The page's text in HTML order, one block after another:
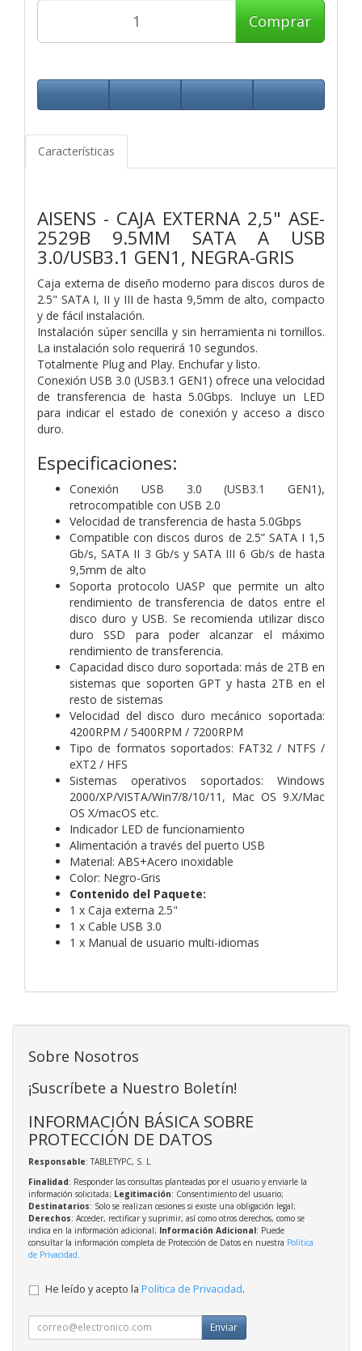
Comprar
Características
AISENS - CAJA EXTERNA 2,5" ASE-
2529B 9.5MM SATA A USB
3.0/USB3.1 GEN1, NEGRA-GRIS
Caja externa de diseño moderno para discos duros de
2.5" SATA I, II y III de hasta 9,5mm de alto, compacto
y de fácil instalación.
Instalación súper sencilla y sin herramienta ni tornillos.
La instalación solo requerirá 10 segundos.
Totalmente Plug and Play. Enchufar y listo.
Conexión USB 3.0 (USB3.1 GEN1) ofrece una velocidad
de transferencia de hasta 5.0Gbps. Incluye un LED
para indicar el estado de conexión y acceso a disco
duro.
Especificaciones:
Conexión USB 3.0 (USB3.1 GEN1),
retrocompatible con USB 2.0
Velocidad de transferencia de hasta 5.0Gbps
Compatible con discos duros de 2.5” SATA I 1,5
Gb/s, SATA II 3 Gb/s y SATA III 6 Gb/s de hasta
9,5mm de alto
Soporta protocolo UASP que permite un alto
rendimiento de transferencia de datos entre el
disco duro y USB. Se recomienda utilizar disco
duro SSD para poder alcanzar el máximo
rendimiento de transferencia.
Capacidad disco duro soportada: más de 2TB en
sistemas que soporten GPT y hasta 2TB en el
resto de sistemas
Velocidad del disco duro mecánico soportada:
4200RPM / 5400RPM / 7200RPM
Tipo de formatos soportados: FAT32 / NTFS /
eXT2 / HFS
Sistemas operativos soportados: Windows
2000/XP/VISTA/Win7/8/10/11, Mac OS 9.X/Mac
OS X/macOS etc.
Indicador LED de funcionamiento
Alimentación a través del puerto USB
Material: ABS+Acero inoxidable
Color: Negro-Gris
Contenido del Paquete:
1 x Caja externa 2.5"
1 x Cable USB 3.0
1 x Manual de usuario multi-idiomas
Sobre Nosotros
¡Suscríbete a Nuestro Boletín!
INFORMACIÓN BÁSICA SOBRE
PROTECCIÓN DE DATOS
Responsable: TABLETYPC, S. L
Finalidad: Responder las consultas planteadas por el usuario y enviarle la
información solicitada; Legitimación: Consentimiento del usuario;
Destinatarios: Solo se realizan cesiones si existe una obligación legal;
Derechos: Acceder, rectificar y suprimir, así como otros derechos, como se
indica en la información adicional; Información Adicional: Puede
consultar la información completa de Protección de Datos en nuestra Política
de Privacidad
He leído y acepto la Política de Privacidad.
Enviar